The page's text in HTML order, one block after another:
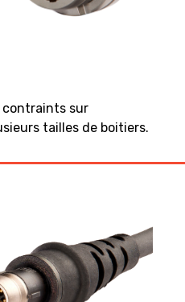
contraints sur
tailles de boitiers.